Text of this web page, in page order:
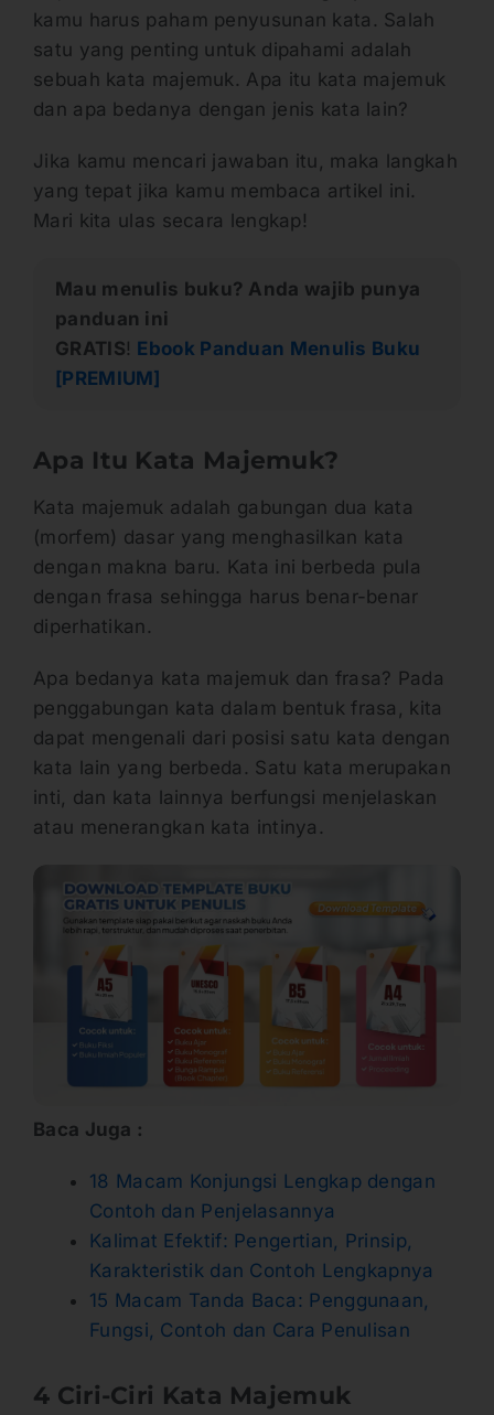
kamu harus paham penyusunan kata. Salah
satu yang penting untuk dipahami adalah
sebuah kata majemuk. Apa itu kata majemuk
dan apa bedanya dengan jenis kata lain?
Jika kamu mencari jawaban itu, maka langkah
yang tepat jika kamu membaca artikel ini.
Mari kita ulas secara lengkap!
Mau menulis buku? Anda wajib punya
panduan ini
GRATIS! Ebook Panduan Menulis Buku
[PREMIUM]
Apa Itu Kata Majemuk?
Kata majemuk adalah gabungan dua kata
(morfem) dasar yang menghasilkan kata
dengan makna baru. Kata ini berbeda pula
dengan frasa sehingga harus benar-benar
diperhatikan.
Apa bedanya kata majemuk dan frasa? Pada
penggabungan kata dalam bentuk frasa, kita
dapat mengenali dari posisi satu kata dengan
kata lain yang berbeda. Satu kata merupakan
inti, dan kata lainnya berfungsi menjelaskan
atau menerangkan kata intinya.
Baca Juga :
18 Macam Konjungsi Lengkap dengan
Contoh dan Penjelasannya
Kalimat Efektif: Pengertian, Prinsip,
Karakteristik dan Contoh Lengkapnya
15 Macam Tanda Baca: Penggunaan,
Fungsi, Contoh dan Cara Penulisan
4 Ciri-Ciri Kata Majemuk